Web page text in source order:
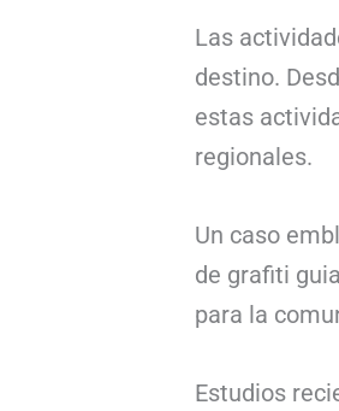
Las
destino.
estas
regionales.
Un caso
de grafiti
para la
Estudios